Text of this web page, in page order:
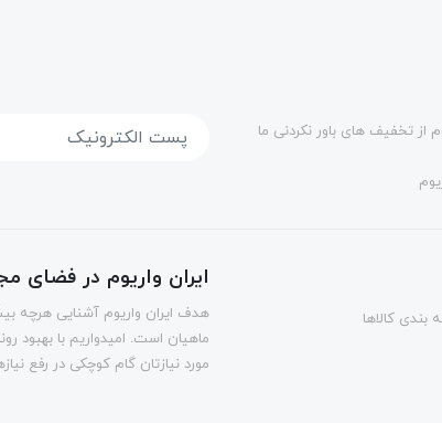
از تخفیف های باور نکردنی ما
بندی کالاها
ایران واریوم در فضای
هدف ایران واریوم آشنایی هرچه
ماهیان است. امیدواریم با بهبود
مورد نیازتان گام کوچکی در رفع